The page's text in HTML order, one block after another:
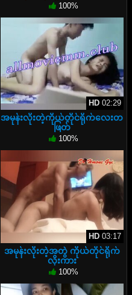
100%
HD02:29
အမုန်းလိုးတဲ့ကိုယ်တိုင်ရိုက်လေးတ
ဖြတ်
100%
HD03:17
အမုန်းလိုးတဲ့အတွဲ ကိုယ်တိုင်ရိုက်
လိုးကား
100%